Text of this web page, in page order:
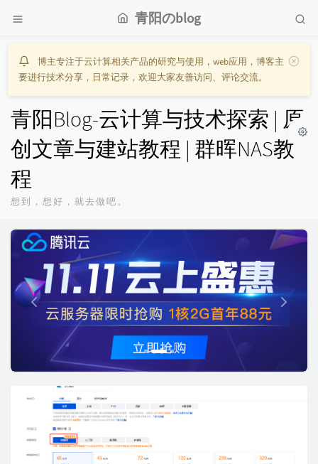
青阳のblog
博主专注于云计算相关产品的研究与使用，web应用，博客主
要进行技术分享，日常记录，欢迎大家友善访问、评论交流。
青阳Blog-云计算与技术探索 | 原
创文章与建站教程 | 群晖NAS教
程
想到，想好，就去做吧。
P
e
v
s
N
t